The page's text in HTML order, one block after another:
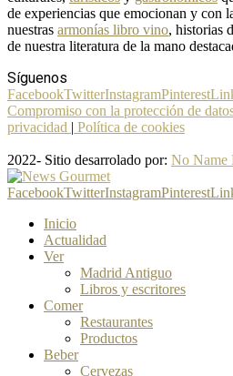
de experiencias que emocionan y con
nuestras armonías libro vino, historias
de nuestra literatura de la mano
Síguenos
FacebookTwitterInstagramPinterest
Compromiso con la protección de
privacidad | Política de cookies
2022- Sitio desarrolado por: No Name
FacebookTwitterInstagramPinterest
Inicio
Actualidad
Ver
Madrid Antiguo
Libros y escritores
Comer
Restaurantes
Productos
Beber
Cervezas